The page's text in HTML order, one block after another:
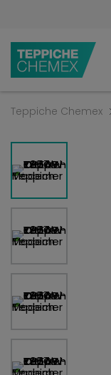
Teppiche Chemex